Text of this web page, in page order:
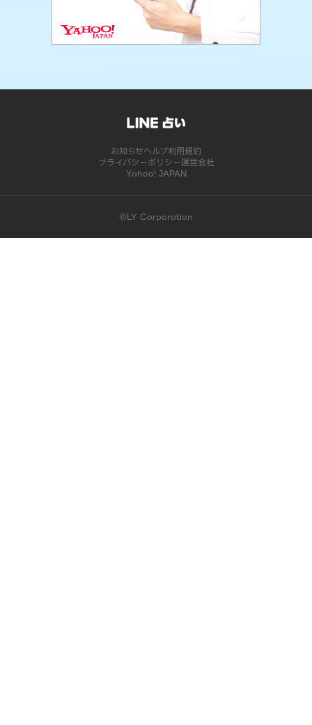
お知らせヘルプ利用規約
プライバシーポリシー運営会社
Yahoo! JAPAN
©LY Corporation
このコンテンツは掲載が終了しました | LINE占い